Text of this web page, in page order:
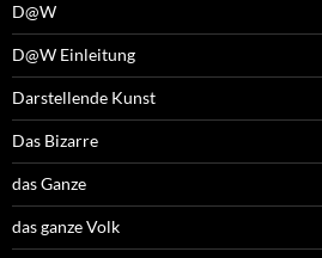
D@W
D@W Einleitung
Darstellende Kunst
Das Bizarre
das Ganze
das ganze Volk